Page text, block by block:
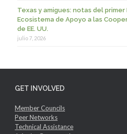
Texas y amigues: notas del
Ecosistema de Apoyo a las
de EE. UU.
julio 7, 2026
GET INVOLVED
Member Councils
Peer Networks
Technical Assistance